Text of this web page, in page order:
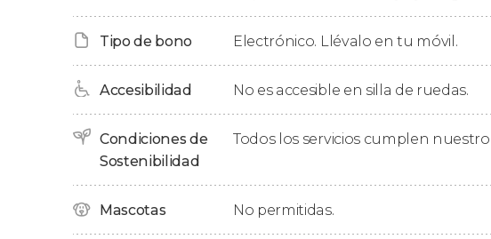
Tipo de bono Electrónico. Llévalo en tu móvil.
Accesibilidad No es accesible en silla de ruedas.
Condiciones de
Sostenibilidad
Todos los servicios cumplen nuestro
Mascotas No permitidas.